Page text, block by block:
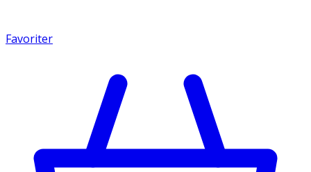
Favoriter